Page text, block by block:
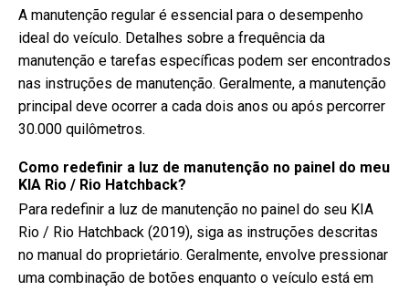
A manutenção regular é essencial para o desempenho
ideal do veículo. Detalhes sobre a frequência da
manutenção e tarefas específicas podem ser encontrados
nas instruções de manutenção. Geralmente, a manutenção
principal deve ocorrer a cada dois anos ou após percorrer
30.000 quilômetros.
Como redefinir a luz de manutenção no painel do meu
KIA Rio / Rio Hatchback?
Para redefinir a luz de manutenção no painel do seu KIA
Rio / Rio Hatchback (2019), siga as instruções descritas
no manual do proprietário. Geralmente, envolve pressionar
uma combinação de botões enquanto o veículo está em